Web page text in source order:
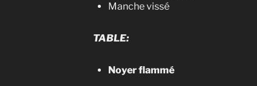
Manche vissé
TABLE:
Noyer flammé